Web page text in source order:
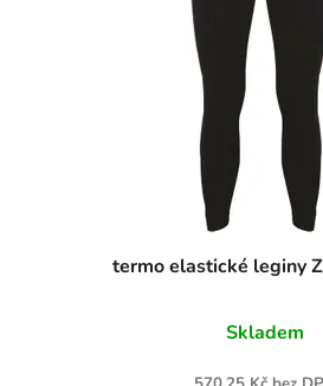
termo elastické leginy
Skladem